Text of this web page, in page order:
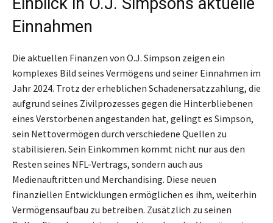
Einnahmen
Die aktuellen Finanzen von O.J. Simpson zeigen ein
komplexes Bild seines Vermögens und seiner Einnahmen im
Jahr 2024. Trotz der erheblichen Schadenersatzzahlung, die
aufgrund seines Zivilprozesses gegen die Hinterbliebenen
eines Verstorbenen angestanden hat, gelingt es Simpson,
sein Nettovermögen durch verschiedene Quellen zu
stabilisieren. Sein Einkommen kommt nicht nur aus den
Resten seines NFL-Vertrags, sondern auch aus
Medienauftritten und Merchandising. Diese neuen
finanziellen Entwicklungen ermöglichen es ihm, weiterhin
Vermögensaufbau zu betreiben. Zusätzlich zu seinen